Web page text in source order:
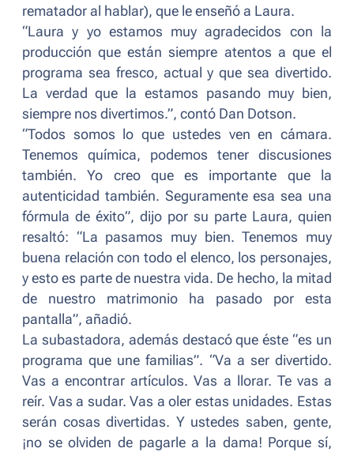
rematador al hablar), que le enseñó a Laura.
“Laura y yo estamos muy agradecidos con la
producción que están siempre atentos a que el
programa sea fresco, actual y que sea divertido.
La verdad que la estamos pasando muy bien,
siempre nos divertimos.”, contó Dan Dotson.
“Todos somos lo que ustedes ven en cámara.
Tenemos química, podemos tener discusiones
también. Yo creo que es importante que la
autenticidad también. Seguramente esa sea una
fórmula de éxito”, dijo por su parte Laura, quien
resaltó: “La pasamos muy bien. Tenemos muy
buena relación con todo el elenco, los personajes,
y esto es parte de nuestra vida. De hecho, la mitad
de nuestro matrimonio ha pasado por esta
pantalla”, añadió.
La subastadora, además destacó que éste “es un
programa que une familias”. “Va a ser divertido.
Vas a encontrar artículos. Vas a llorar. Te vas a
reír. Vas a sudar. Vas a oler estas unidades. Estas
serán cosas divertidas. Y ustedes saben, gente,
¡no se olviden de pagarle a la dama! Porque sí,